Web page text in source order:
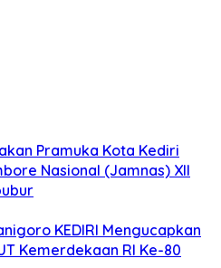
Pramuka Kota Kediri
Nasional (Jamnas) XII
KEDIRI Mengucapkan
Kemerdekaan RI Ke-80